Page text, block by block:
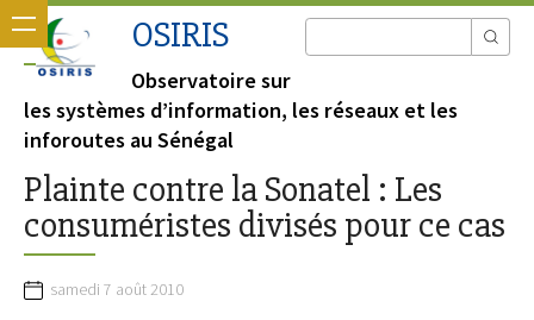
OSIRIS
Observatoire sur
les systèmes d’information, les réseaux et les
inforoutes au Sénégal
Plainte contre la Sonatel : Les
consuméristes divisés pour ce cas
samedi 7 août 2010